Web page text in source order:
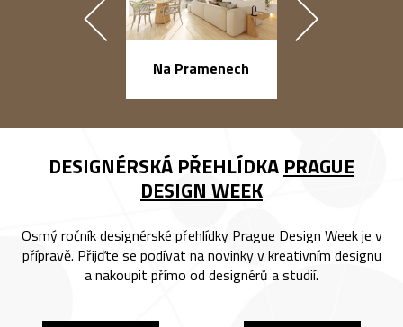
Na Pramenech
DESIGNÉRSKÁ PŘEHLÍDKA PRAGUE
DESIGN WEEK
Osmý ročník designérské přehlídky Prague Design Week je v
přípravě. Přijďte se podívat na novinky v kreativním designu
a nakoupit přímo od designérů a studií.